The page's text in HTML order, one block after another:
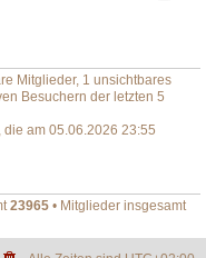
Mitglieder, 1 unsichtbares
Besuchern der letzten 5
die am 05.06.2026 23:55
23965 • Mitglieder insgesamt